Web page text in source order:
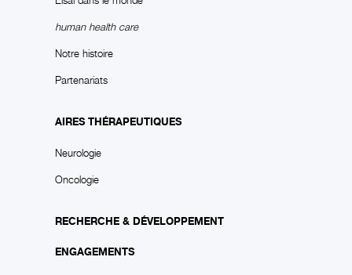
human health care
Notre histoire
Partenariats
AIRES THÉRAPEUTIQUES
Neurologie
Oncologie
RECHERCHE & DÉVELOPPEMENT
ENGAGEMENTS